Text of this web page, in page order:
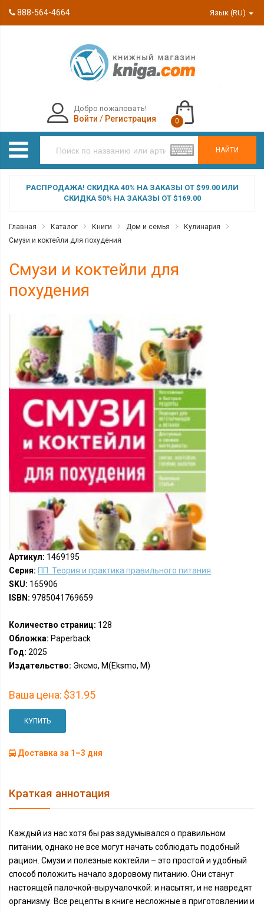
888-564-4664 Язык (RU)
НАЙТИ
Добро пожаловать!
Войти / Регистрация 0
РАСПРОДАЖА! СКИДКА 40% НА ЗАКАЗЫ ОТ $99.00 ИЛИ
СКИДКА 50% НА ЗАКАЗЫ ОТ $169.00
Главная Каталог Книги Дом и семья
Кулинария
Смузи и коктейли для похудения
Смузи и коктейли для
похудения
Артикул: 1469195
Серия: ПП. Теория и практика правильного питания
SKU: 165906
ISBN: 9785041769659
Количество страниц: 128
Обложка: Paperback
Год: 2025
Издательство: Эксмо, М(Eksmo, M)
Ваша цена: $31.95
КУПИТЬ
Доставка за 1–3 дня
Краткая аннотация
Каждый из нас хотя бы раз задумывался о правильном
питании, однако не все могут начать соблюдать подобный
рацион. Смузи и полезные коктейли – это простой и удобный
способ положить начало здоровому питанию. Они станут
настоящей палочкой-выручалочкой: и насытят, и не навредят
организму. Все рецепты в книге несложные в приготовлении и